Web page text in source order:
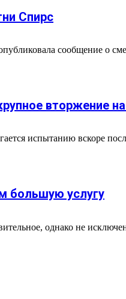
Спирс
сообщение о
вторжение
испытанию вскоре
большую услугу
однако не